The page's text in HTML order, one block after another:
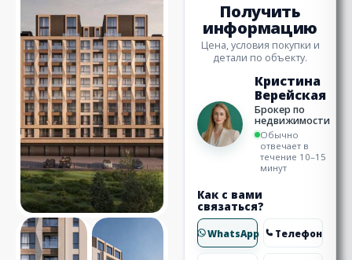
Получить
информацию
Цена, условия покупки и
детали по объекту.
Кристина
Верейская
Брокер по
недвижимости
Обычно
отвечает в
течение 10–15
минут
Как с вами
связаться?
WhatsApp Телефон